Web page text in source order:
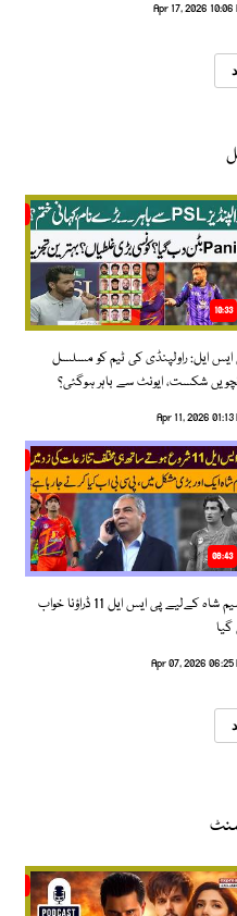
Apr 17, 2026 10:06
10:33
ایس ایل: راولپنڈی کی ٹیم کو مسلسل
شکست، ایونٹ سے باہر ہوگئی؟
Apr 11, 2026 01:13
06:43
نسیم شاہ کےلیے پی ایس ایل 11 ڈراؤنا خواب
گیا
Apr 07, 2026 06:25